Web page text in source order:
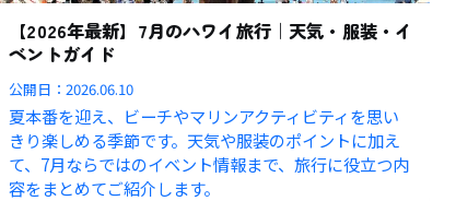
【2026年最新】7月のハワイ旅行｜天気・服装・イ
ベントガイド
公開日：2026.06.10
夏本番を迎え、ビーチやマリンアクティビティを思い
きり楽しめる季節です。天気や服装のポイントに加え
て、7月ならではのイベント情報まで、旅行に役立つ内
容をまとめてご紹介します。